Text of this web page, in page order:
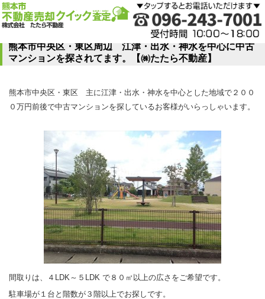
熊本市中央区・東区周辺 江津・出水・神水を中心に中古
マンションを探されてます。【㈱たたら不動産】
熊本市中央区・東区 主に江津・出水・神水を中心とした地域で２００
０万円前後で中古マンションを探しているお客様がいらっしゃいます。
間取りは、４LDK～５LDK で８０㎡以上の広さをご希望です。
駐車場が１台と階数が３階以上でお探しです。